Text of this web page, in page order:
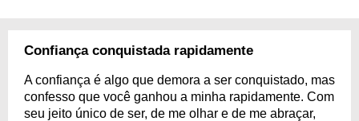
entre confiança e amor para um relacionamento dar certo!
Confiança conquistada rapidamente
A confiança é algo que demora a ser conquistado, mas
confesso que você ganhou a minha rapidamente. Com
seu jeito único de ser, de me olhar e de me abraçar,